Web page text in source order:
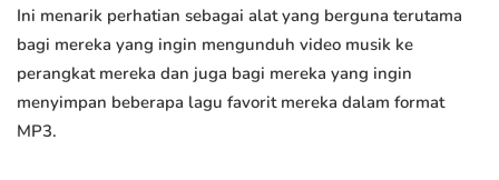
Ini menarik perhatian sebagai alat yang berguna terutama
bagi mereka yang ingin mengunduh video musik ke
perangkat mereka dan juga bagi mereka yang ingin
menyimpan beberapa lagu favorit mereka dalam format
MP3.